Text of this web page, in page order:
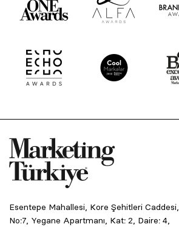
Esentepe Mahallesi, Kore Şehitleri Caddesi,
No:7, Yegane Apartmanı, Kat: 2, Daire: 4,